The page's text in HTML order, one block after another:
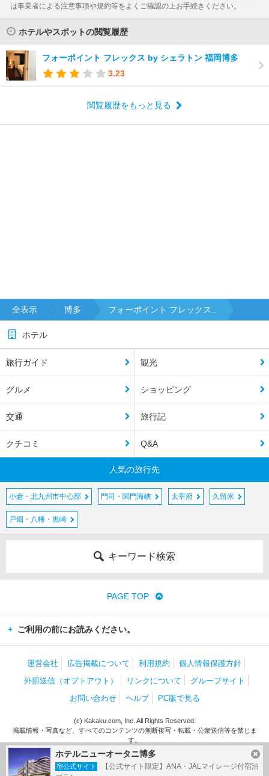
は事業者による注意事項や規約等をよくご確認の上お手続きください。
ホテルやスポットの閲覧履歴
フォーポイント フレックス by シェラトン 福岡博多
3.23
閲覧履歴をもっと見る
ホテルニューオータニ博多
宿公式サイト
【公式サイト限定】ANA・JALマイレージ付宿泊
全表示 博多 フォーポイント フレックス..
ホテル
旅行ガイド 観光
グルメ ショッピング
交通 旅行記
クチコミ Q&A
人気の旅行先
小倉・北九州市中心部 門司・関門海峡 太宰府 久留米
戸畑・八幡・黒崎
キーワード検索
PAGE TOP
ご利用の前にお読みください。
運営会社 広告掲載について 利用規約
個人情報保護方針
外部送信（オプトアウト）
リンクについて
グループサイト
お問い合わせ
ヘルプ PC版で見る
(c) Kakaku.com, Inc. All Rights Reserved.
掲載情報・写真など、すべてのコンテンツの無断複写・転載・公衆送信等を禁じま
す。